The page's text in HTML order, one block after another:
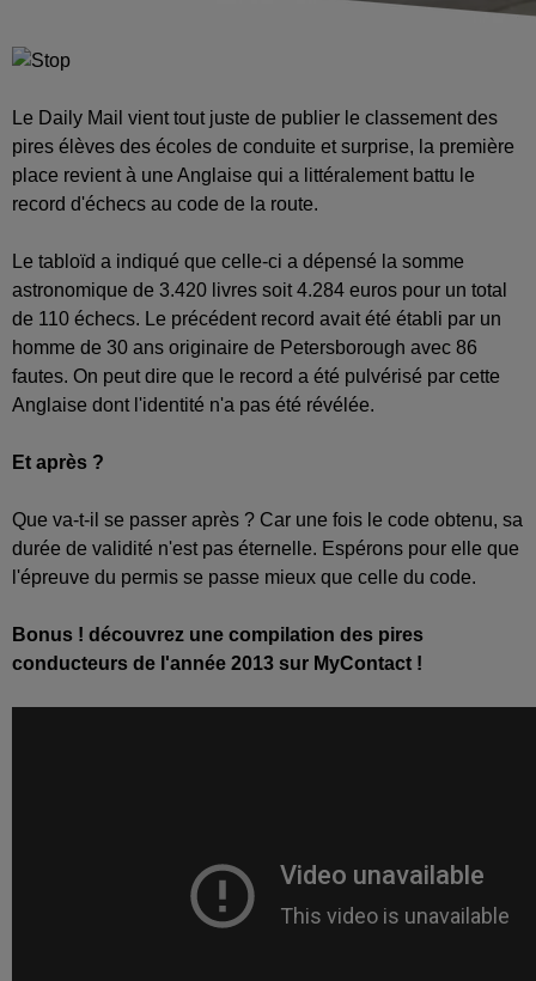
Le Daily Mail vient tout juste de publier le classement des
pires élèves des écoles de conduite et surprise, la première
place revient à une Anglaise qui a littéralement battu le
record d'échecs au code de la route.
Le tabloïd a indiqué que celle-ci a dépensé la somme
astronomique de 3.420 livres soit 4.284 euros pour un total
de 110 échecs. Le précédent record avait été établi par un
homme de 30 ans originaire de Petersborough avec 86
fautes. On peut dire que le record a été pulvérisé par cette
Anglaise dont l'identité n'a pas été révélée.
Et après ?
Que va-t-il se passer après ? Car une fois le code obtenu, sa
durée de validité n'est pas éternelle. Espérons pour elle que
l'épreuve du permis se passe mieux que celle du code.
Bonus ! découvrez une compilation des pires
conducteurs de l'année 2013 sur MyContact !